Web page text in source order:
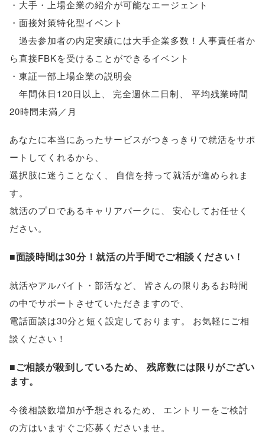
・大手・上場企業の紹介が可能なエージェント
・面接対策特化型イベント
過去参加者の内定実績には大手企業多数！人事責任者か
ら直接FBKを受けることができるイベント
・東証一部上場企業の説明会
年間休日120日以上
完全週休二日制
平均残業時間
20時間未満／月
あなたに本当にあったサービスがつきっきりで就活をサポ
ートしてくれるから
選択肢に迷うことなく
自信を持って就活が進められま
す。
就活のプロであるキャリアパークに
安心してお任せく
ださい。
■面談時間は30分！就活の片手間でご相談ください！
就活やアルバイト・部活など
皆さんの限りあるお時間
の中でサポートさせていただきますので
電話面談は30分と短く設定しております。
お気軽にご相
談ください！
■ご相談が殺到しているため、
残席数には限りがござい
ます。
今後相談数増加が予想されるため
エントリーをご検討
の方はいますぐご応募くださいませ。